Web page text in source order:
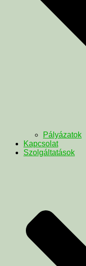
Pályázatok
Kapcsolat
Szolgáltatások